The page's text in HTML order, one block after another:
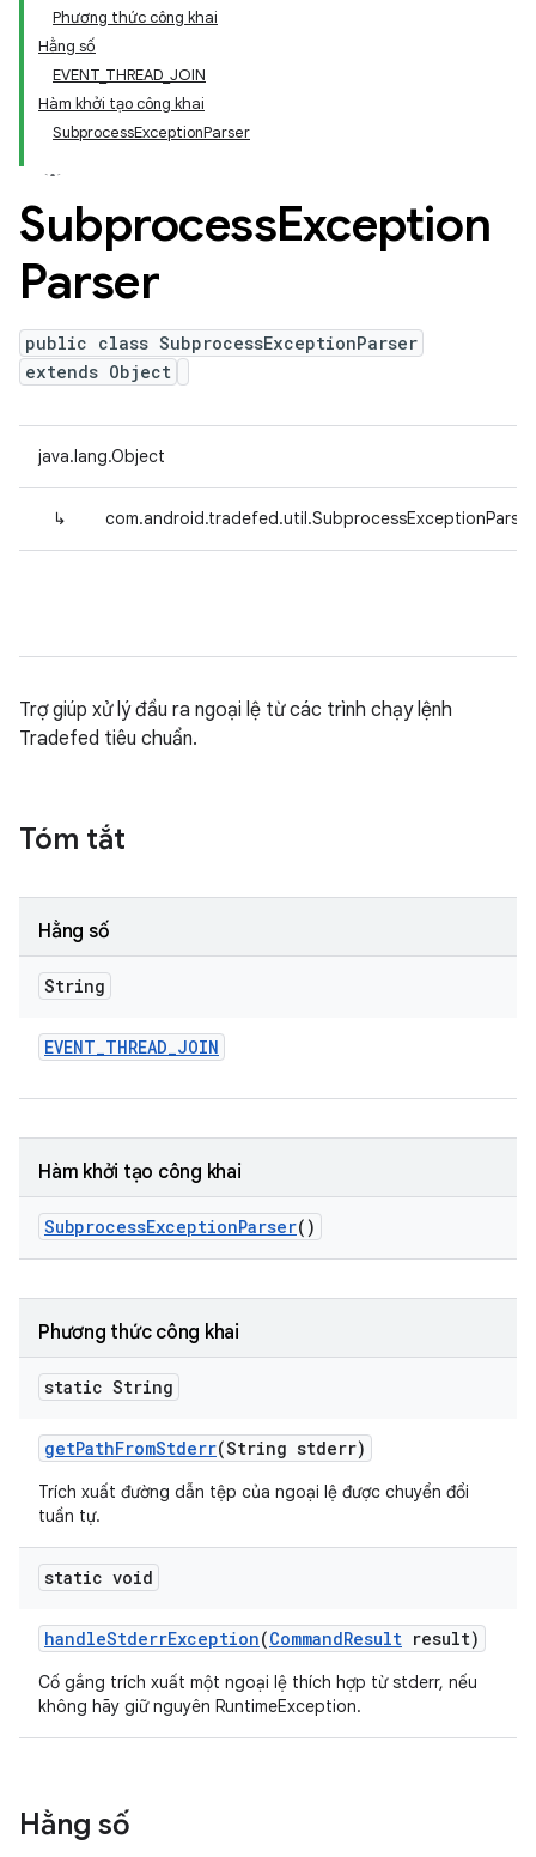
Phương thức công khai
Hằng số
EVENT_THREAD_JOIN
Hàm khởi tạo công khai
SubprocessExceptionParser
SubprocessException
Parser
public class SubprocessExceptionParser
extends Object
java.lang.Object
↳ com.android.tradefed.util.SubprocessExceptionParser
Trợ giúp xử lý đầu ra ngoại lệ từ các trình chạy lệnh
Tradefed tiêu chuẩn.
Tóm tắt
Hằng số
String
EVENT_THREAD_JOIN
Hàm khởi tạo công khai
SubprocessExceptionParser()
Phương thức công khai
static String
getPathFromStderr(String stderr)
Trích xuất đường dẫn tệp của ngoại lệ được chuyển đổi
tuần tự.
static void
handleStderrException(CommandResult result)
Cố gắng trích xuất một ngoại lệ thích hợp từ stderr, nếu
không hãy giữ nguyên RuntimeException.
Hằng số